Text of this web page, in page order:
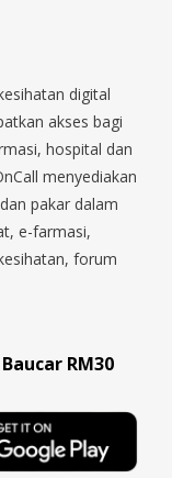
Marina,
Pasir Ris,
Serangoon,
Tanjong Pagar,
Upper East
Woodlands, West
digital
akses bagi
hospital dan
menyediakan
pakar dalam
e-farmasi,
forum
RM30